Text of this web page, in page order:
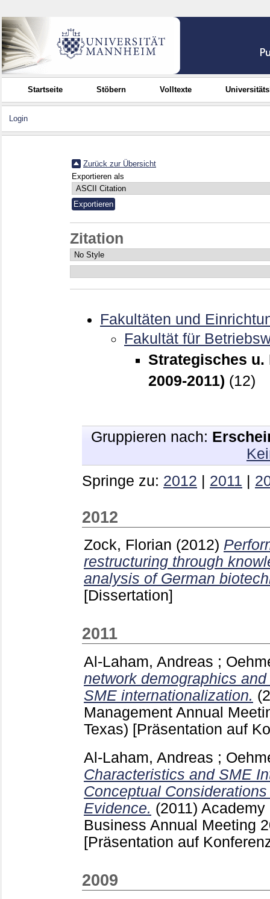
Startseite Stöbern Volltexte
Login
Zurück zur Übersicht
Exportieren als
Zitation
Fakultäten und
Fakultät für
Strategisches u.
2009-2011) (12)
Gruppieren nach:
Springe zu: 2012 | 2011 |
2012
Zock, Florian (2012)
restructuring through
analysis of German
[Dissertation]
2011
Al-Laham, Andreas ;
network demographics
SME internationalization.
Management Annual
Texas) [Präsentation auf
Al-Laham, Andreas ;
Characteristics and SME
Conceptual
Evidence. (2011) Academy
Business Annual Meeting
[Präsentation auf
2009